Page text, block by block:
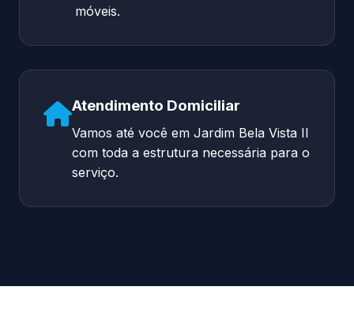
móveis.
Atendimento Domiciliar
Vamos até você em Jardim Bela Vista II
com toda a estrutura necessária para o
serviço.